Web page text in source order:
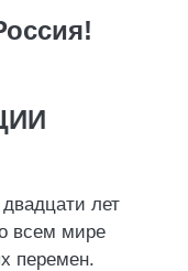
лет
всем мире
перемен.